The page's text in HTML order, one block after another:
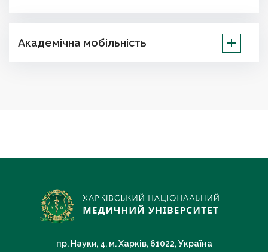
Академічна мобільність
пр. Науки, 4, м. Харків, 61022, Україна